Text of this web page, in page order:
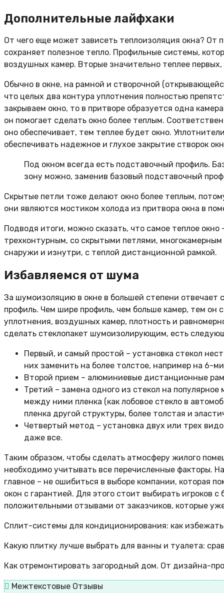
Дополнительные лайфхаки
От чего еще может зависеть теплоизоляция окна?
сохраняет полезное тепло. Профильные системы,
воздушных камер. Вторые значительно теплее
Обычно в окне, на рамной и створочной
что целых два контура уплотнения полностью
закрываем окно, то в притворе образуется одна
он помогает сделать окно более теплым.
оно обеспечивает, тем теплее будет окно.
обеспечивать надежное и глухое закрытие створок
Под окном всегда есть подставочный профиль.
зону можно, заменив базовый подставочный
Скрытые петли тоже делают окно более теплым,
они являются мостиком холода из притвора окна в
Подводя итоги, можно сказать, что самое теплое
трехконтурным, со скрытыми петлями,
снаружи и изнутри, с теплой дистанционной рамкой.
Избавляемся от шума
За шумоизоляцию в окне в большей степени отвечает
профиль. Чем шире профиль, чем больше камер, тем он
уплотнения, воздушных камер, плотность и
сделать стеклопакет шумоизолирующим, есть
Первый, и самый простой – установка стекол
них заменить на более толстое, например на 6-
Второй прием – алюминиевые дистанционные
Третий – замена одного из стекол на
между ними пленка (как лобовое стекло в
пленка другой структуры, более толстая и
Четвертый метод – установка двух или трех
даже все.
Таким образом, чтобы сделать атмосферу жилого
необходимо учитывать все перечисленные факторы.
главное – не ошибиться в выборе компании, которая
окон с гарантией. Для этого стоит выбирать игроков
положительными отзывами от заказчиков, которые
Сплит-системы для кондиционирования: как
Какую плитку лучше выбрать для ванны и туалета:
Как отремонтировать загородный дом. От дизайна-
Межтекстовые Отзывы